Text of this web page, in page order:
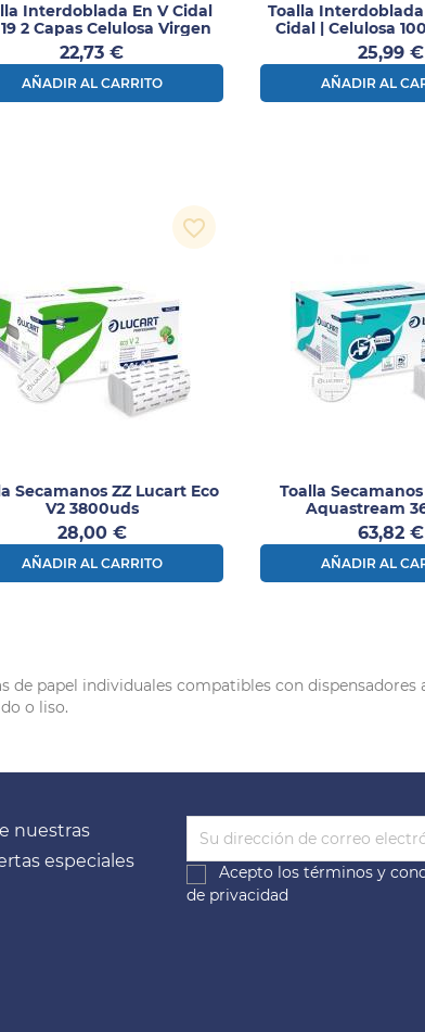
Interdoblada En V Cidal
2 Capas Celulosa Virgen
4005 Servicios
Precio
22,73 €
AÑADIR AL CARRITO
Toalla Interdoblada
Cidal | Celulosa
4000 Uds
Precio
25,99 €
AÑADIR AL
Secamanos ZZ Lucart Eco
V2 3800uds
Precio
28,00 €
AÑADIR AL CARRITO
favorite_border
Toalla
Aquastream
Precio
63,82 €
AÑADIR AL
de papel individuales compatibles con
o liso.
nuestras
especiales
Acepto lostérminos y
de privacidad